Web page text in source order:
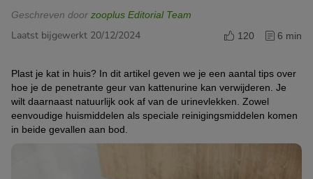
Geschreven door zooplus Editorial Team
Laatst bijgewerkt 20/12/2024 120 6 min
Plast je kat in huis? In dit artikel geven we je een aantal tips over
hoe je de penetrante geur van kattenurine kan verwijderen. Je
wilt daarnaast natuurlijk ook af van de urinevlekken. Zowel
eenvoudige huismiddelen als speciale reinigingsmiddelen komen
in beide gevallen aan bod.